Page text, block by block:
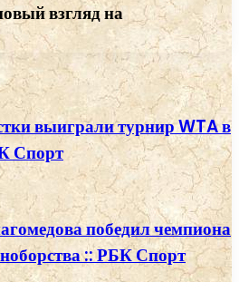
взгляд на
выиграли турнир WTA в
Спорт
победил чемпиона
:: РБК Спорт